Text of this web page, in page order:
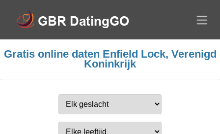
Gratis online daten Enfield Lock, Verenigd
Koninkrijk